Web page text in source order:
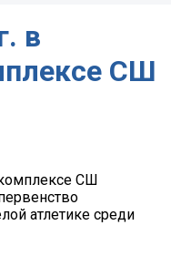
в
СШ
СШ
атлетике среди